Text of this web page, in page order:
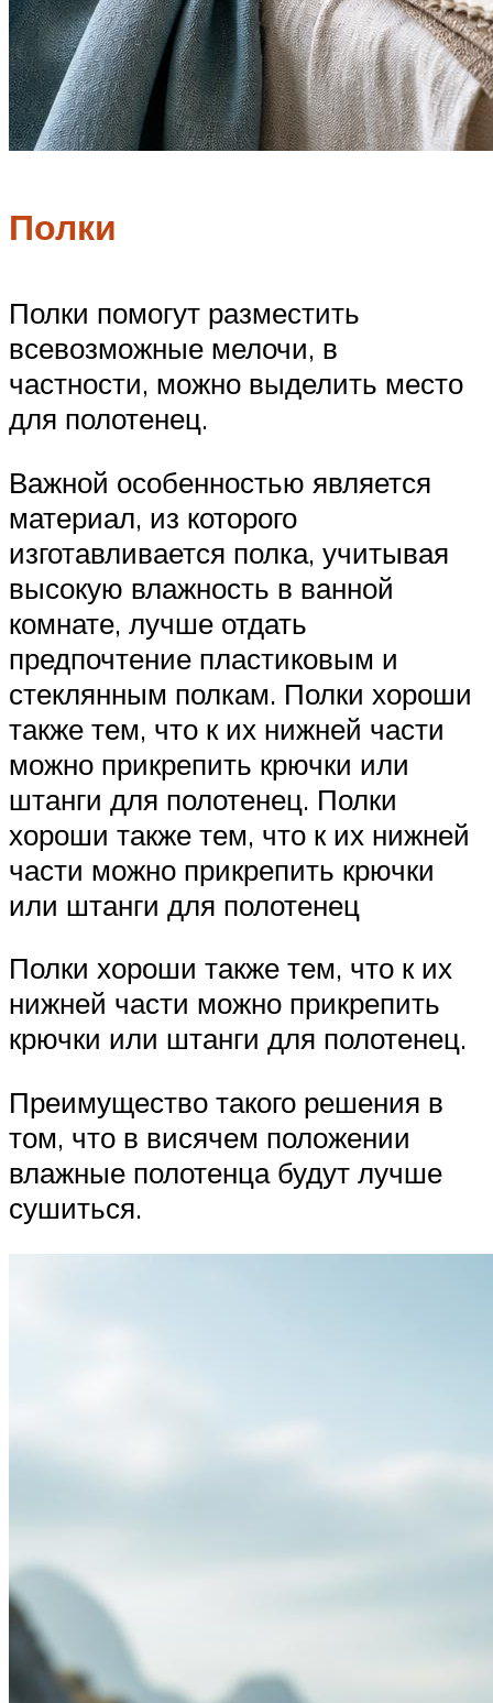
Полки
Полки помогут разместить
всевозможные мелочи, в
частности, можно выделить место
для полотенец.
Важной особенностью является
материал, из которого
изготавливается полка, учитывая
высокую влажность в ванной
комнате, лучше отдать
предпочтение пластиковым и
стеклянным полкам. Полки хороши
также тем, что к их нижней части
можно прикрепить крючки или
штанги для полотенец. Полки
хороши также тем, что к их нижней
части можно прикрепить крючки
или штанги для полотенец
Полки хороши также тем, что к их
нижней части можно прикрепить
крючки или штанги для полотенец.
Преимущество такого решения в
том, что в висячем положении
влажные полотенца будут лучше
сушиться.